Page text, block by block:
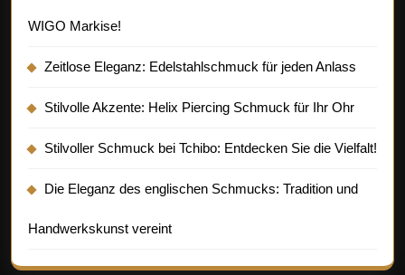
WIGO Markise!
Zeitlose Eleganz: Edelstahlschmuck für jeden Anlass
Stilvolle Akzente: Helix Piercing Schmuck für Ihr Ohr
Stilvoller Schmuck bei Tchibo: Entdecken Sie die Vielfalt!
Die Eleganz des englischen Schmucks: Tradition und
Handwerkskunst vereint